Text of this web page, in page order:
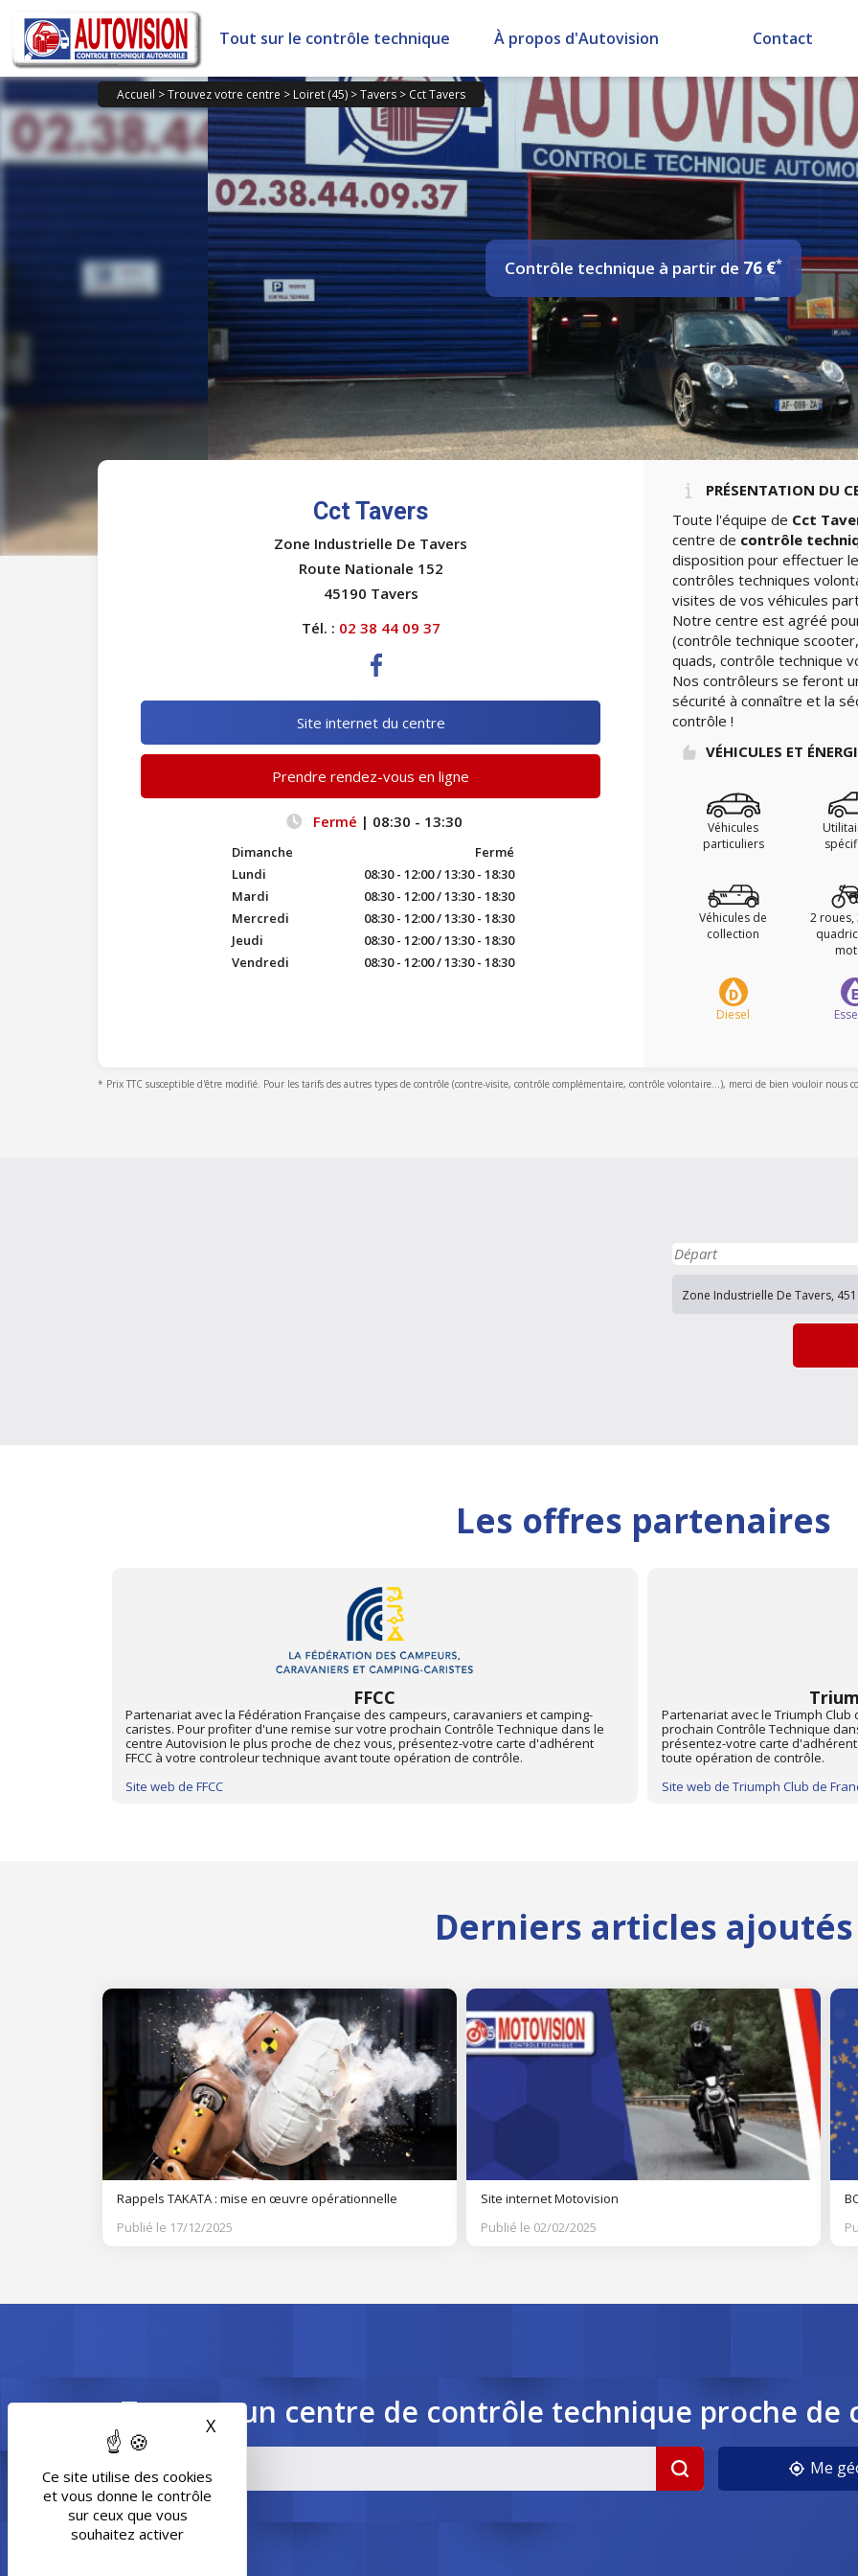
Panneau de gestion des cookies
Ce site utilise des cookies
et vous donne le contrôle
sur ceux que vous
souhaitez activer
X Masquer le bandeau des cookies
Tout sur le contrôle technique À propos d'Autovision Contact
Accueil >Trouvez votre centre > Loiret (45) >Tavers > Cct Tavers
Contrôle technique à partir de 76 €*
Cct Tavers
Zone Industrielle De Tavers
Route Nationale 152
45190 Tavers
Tél. : 02 38 44 09 37
Site internet du centre
Prendre rendez-vous en ligne
Fermé | 08:30 - 13:30
Dimanche
Fermé
Lundi
08:30 - 12:00 / 13:30 - 18:30
Mardi
08:30 - 12:00 / 13:30 - 18:30
Mercredi
08:30 - 12:00 / 13:30 - 18:30
Jeudi
08:30 - 12:00 / 13:30 - 18:30
Vendredi
08:30 - 12:00 / 13:30 - 18:30
PRÉSENTATION DU
Toute l'équipe de Cct
centre de contrôle
disposition pour effectuer
contrôles techniques
visites de vos véhicules
Notre centre est agréé
(contrôle technique
quads, contrôle technique
Nos contrôleurs se feront
sécurité à connaître et la
contrôle !
VÉHICULES ET
Véhicules
particuliers
Véhicules de
collection
2 roues,
Diesel
* Prix TTC susceptible d'être modifié. Pour les tarifs des autres types de contrôle (contre-visite, contrôle complémentaire, contrôle volontaire...), merci de bien vouloir nous
Les offres partenaires
Triumph Club de France
Partenariat avec le Triumph Club de France. Pour profiter d'une remise sur votre
prochain Contrôle Technique dans le centre Autovision le plus proche de chez vous,
présentez-votre carte d'adhérent Triumph Club à votre controleur technique avant
toute opération de contrôle.
Site web de Triumph Club de France
Partenariat avec la Fédération
caristes. Pour profiter d'une
centre Autovision le plus proche
FFCC à votre controleur
Site web de FFCC
Derniers articles ajoutés
Rappels TAKATA : mise en œuvre opérationnelle
Publié le 17/12/2025
Site internet Motovision
Publié le 02/02/2025
Trouvez un centre de contrôle technique proche de
Me